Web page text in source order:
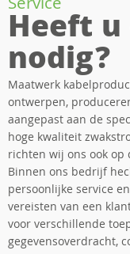
Heeft
nodig?
Maatwerk
ontwerpen,
aangepast aan de
hoge kwaliteit
richten wij ons ook op
Binnen ons bedrijf
persoonlijke service
vereisten van een
voor verschillende
gegevensoverdracht,